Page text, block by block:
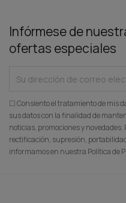
Infórmese de
ofertas especiales
☐ Consiento el tratamiento de mis
sus datos con la finalidad de
noticias, promociones y novedades.
rectificación, supresión,
informamos en nuestra Política de